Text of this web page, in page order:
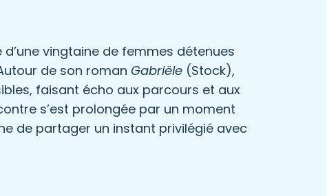
vingtaine de femmes détenues
de son roman Gabriële (Stock),
faisant écho aux parcours et aux
s’est prolongée par un moment
de partager un instant privilégié avec